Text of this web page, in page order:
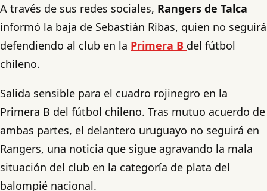
A través de sus redes sociales, Rangers de Talca
informó la baja de Sebastián Ribas, quien no seguirá
defendiendo al club en la Primera B del fútbol
chileno.
Salida sensible para el cuadro rojinegro en la
Primera B del fútbol chileno. Tras mutuo acuerdo de
ambas partes, el delantero uruguayo no seguirá en
Rangers, una noticia que sigue agravando la mala
situación del club en la categoría de plata del
balompié nacional.